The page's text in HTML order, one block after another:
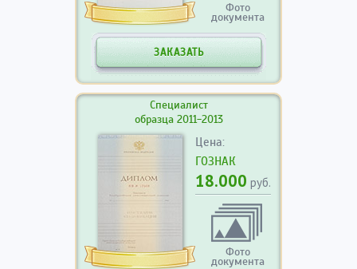
Фото
документа
ЗАКАЗАТЬ
Специалист
образца 2011-2013
Цена:
ГОЗНАК
18.000 руб.
Фото
документа